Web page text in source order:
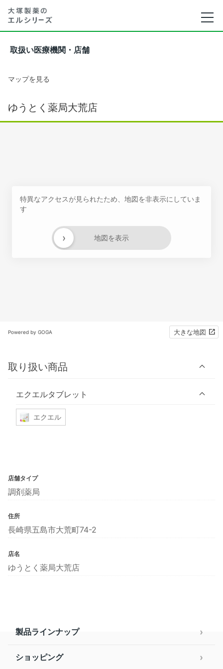
取扱い医療機関・店舗
マップを見る
ゆうとく薬局大荒店
特異なアクセスが見られたため、地図を非表示にしていま
す
地図を表示
›
Powered by GOGA 大きな地図
取り扱い商品
エクエルタブレット
エクエル
店舗タイプ
調剤薬局
住所
長崎県五島市大荒町74-2
店名
ゆうとく薬局大荒店
製品ラインナップ
ショッピング